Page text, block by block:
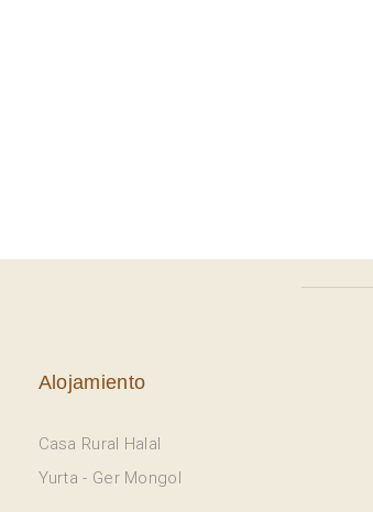
Alojamiento
Casa Rural Halal
Yurta - Ger Mongol